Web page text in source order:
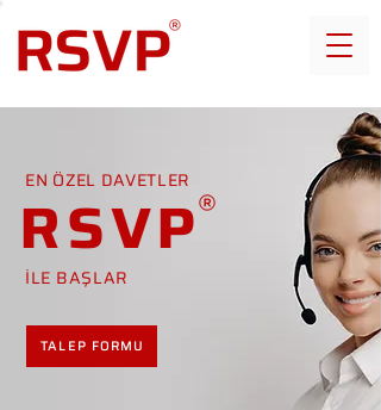
EN ÖZEL DAVETLER
RSVP
İLE BAŞLAR
TALEP FORMU